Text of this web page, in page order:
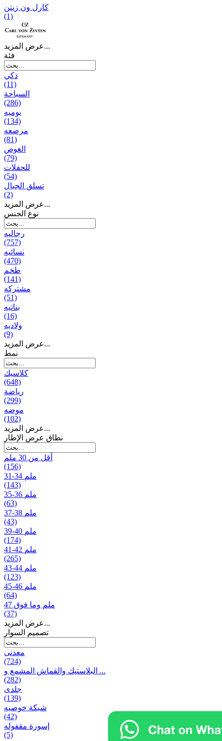
کارل ون زیتن
(1)
عرض المزيد...
فئة
ذكي
(11)
السباحة
(286)
يومیه
(134)
مرصعه
(81)
الغوص
(79)
للحفلات
(54)
تسلق الجبال
(2)
عرض المزيد...
نوع الجنس
رجالیه
(757)
نسائیه
(470)
طخم
(141)
مشتركه
(51)
بناتیه
(16)
ولادیه
(9)
عرض المزيد...
نمط
كلاسيك
(648)
رياضة
(299)
موضه
(102)
عرض المزيد...
نطاق عرض الإطار
أقل من 30 ملم
(156)
31-34 ملم
(143)
35-36 ملم
(63)
37-38 ملم
(43)
39-40 ملم
(174)
41-42 ملم
(265)
43-44 ملم
(123)
45-46 ملم
(64)
47 ملم وما فوق
(37)
عرض المزيد...
تصمیم السوار
معدنی
(724)
البلاستيك والقماش المشمع و ...
(282)
جلدی
(139)
شبكة خوصیه
(42)
إسورة مقفوله
(5)